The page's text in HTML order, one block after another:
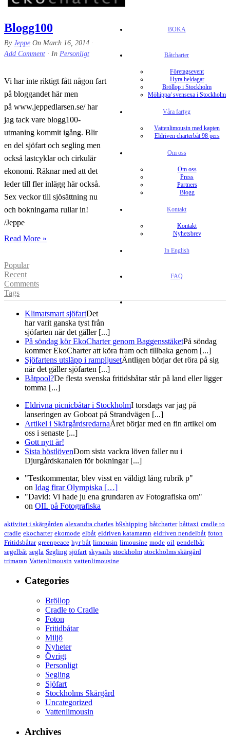
BOKA
Båtcharter
Företagsevent
Hyra heldagar
Bröllop i Stockholm
Möhippa/ svensexa i Stockholm
Våra fartyg
Vattenlimousin med kapten
Eldriven charterbåt 98 pers
Om oss
Om oss
Press
Partners
Blogg
Kontakt
Kontakt
Nyhetsbrev
In English
FAQ
Blogg100
By Jeppe On March 16, 2014 ·
Add Comment · In Personligt
Vi har inte riktigt fått någon fart
på bloggandet här men
på www.jeppedlarsen.se/ har
jag tack vare blogg100-
utmaning kommit igång. Blir
en del sjöfart och segling men
också lastcyklar och cirkulär
ekonomi. Räknar med att det
leder till fler inlägg här också.
Sex veckor till sjösättning nu
och bokningarna rullar in!
/Jeppe
Read More »
Popular
Recent
Comments
Tags
Klimatsmart sjöfartDet
har varit ganska tyst från
sjöfarten när det gäller [...]
På söndag kör EkoCharter genom BaggensstäketPå söndag
kommer EkoCharter att köra fram och tillbaka genom [...]
Sjöfartens utsläpp i rampljusetÄntligen börjar det röra på sig
när det gäller sjöfarten [...]
Båtpool?De flesta svenska fritidsbåtar står på land eller ligger
tomma [...]
Eldrivna picnicbåtar i StockholmI torsdags var jag på
lanseringen av Goboat på Strandvägen [...]
Artikel i SkärgårdsredarnaÅret börjar med en fin artikel om
oss i senaste [...]
Gott nytt år!
Sista höstlövenDom sista vackra löven faller nu i
Djurgårdskanalen för bokningar [...]
"Testkommentar, blev visst en väldigt lång rubrik p"
on Idag firar Olympiska […]
"David: Vi hade ju ena grundaren av Fotografiska om"
on OIL på Fotografiska
aktivitet i skärgården alexandra charles b9shipping båtcharter båttaxi cradle to
cradle ekocharter ekomode elbåt eldriven katamaran eldriven pendelbåt foton
Fritidsbåtar greenpeace hyr båt limousin limousine mode oil pendelbåt
segelbåt segla Segling sjöfart skysails stockholm stockholms skärgård
trimaran Vattenlimousin vattenlimousine
Categories
Bröllop
Cradle to Cradle
Foton
Fritidbåtar
Miljö
Nyheter
Övrigt
Personligt
Segling
Sjöfart
Stockholms Skärgård
Uncategorized
Vattenlimousin
Archives